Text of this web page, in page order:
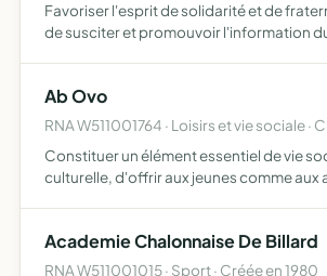
Favoriser l'esprit de solidarité et de
de susciter et promouvoir l'information
Ab Ovo
RNA W511001764 · Loisirs et vie sociale ·
Constituer un élément essentiel de vie
culturelle, d'offrir aux jeunes comme aux
Academie Chalonnaise De Billard
RNA W511001015 · Sport · Créée en 1980